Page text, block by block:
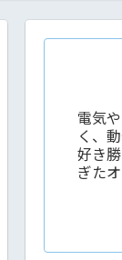
電気
く、
好き
ぎた